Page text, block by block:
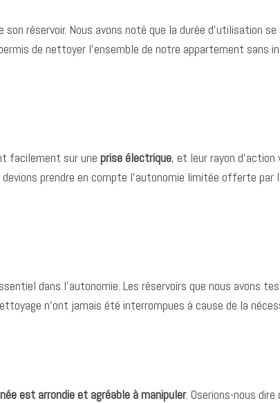
réservoir. Nous avons noté que la durée d’utilisation se
de nettoyer l’ensemble de notre appartement sans
facilement sur une prise électrique, et leur rayon
prendre en compte l’autonomie limitée offerte par
dans l’autonomie. Les réservoirs que nous avons
n’ont jamais été interrompues à cause de la
est arrondie et agréable à manipuler. Oserions-nous